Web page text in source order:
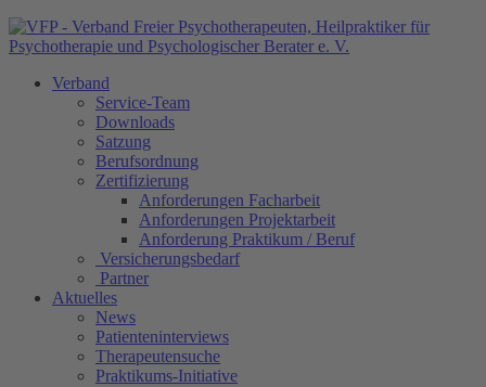
Verband
Service-Team
Downloads
Satzung
Berufsordnung
Zertifizierung
Anforderungen Facharbeit
Anforderungen Projektarbeit
Anforderung Praktikum / Beruf
Versicherungsbedarf
Partner
Aktuelles
News
Patienteninterviews
Therapeutensuche
Praktikums-Initiative